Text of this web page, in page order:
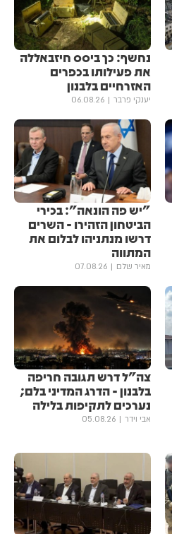
נחשף: כך ביסס חיזבאללה
את פעילותו בכפרים
האזרחיים בלבנון
יענקי פרבר 06.08.26
"יש פה הונאה": בכירי
הביטחון הזהירו - השרים
דרשו מנתניהו לבלום את
המתווה
מאיר שלם 07.08.26
צה"ל דרש תגובה חריפה
בלבנון - הדרג המדיני בלם;
נערכים לתקיפות בלילה
אבי וידר 05.08.26